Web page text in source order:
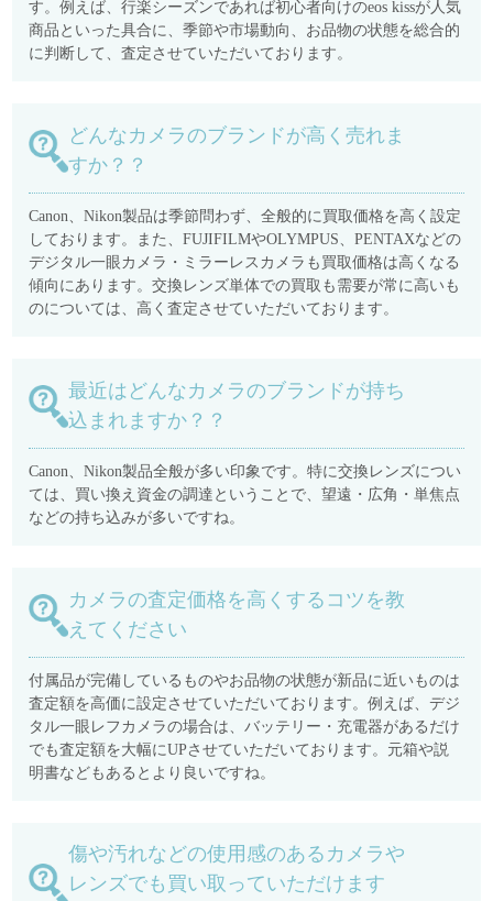
す。例えば、行楽シーズンであれば初心者向けのeos kissが人気
商品といった具合に、季節や市場動向、お品物の状態を総合的
に判断して、査定させていただいております。
どんなカメラのブランドが高く売れま
すか？？
Canon、Nikon製品は季節問わず、全般的に買取価格を高く設定
しております。また、FUJIFILMやOLYMPUS、PENTAXなどの
デジタル一眼カメラ・ミラーレスカメラも買取価格は高くなる
傾向にあります。交換レンズ単体での買取も需要が常に高いも
のについては、高く査定させていただいております。
最近はどんなカメラのブランドが持ち
込まれますか？？
Canon、Nikon製品全般が多い印象です。特に交換レンズについ
ては、買い換え資金の調達ということで、望遠・広角・単焦点
などの持ち込みが多いですね。
カメラの査定価格を高くするコツを教
えてください
付属品が完備しているものやお品物の状態が新品に近いものは
査定額を高価に設定させていただいております。例えば、デジ
タル一眼レフカメラの場合は、バッテリー・充電器があるだけ
でも査定額を大幅にUPさせていただいております。元箱や説
明書などもあるとより良いですね。
傷や汚れなどの使用感のあるカメラや
レンズでも買い取っていただけます